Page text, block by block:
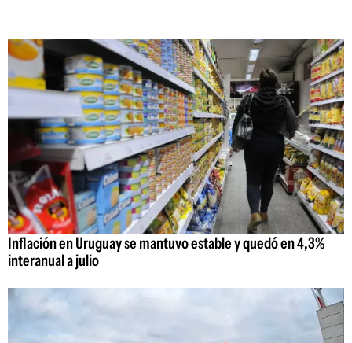
Inflación en Uruguay se mantuvo estable y quedó en 4,3%
interanual a julio